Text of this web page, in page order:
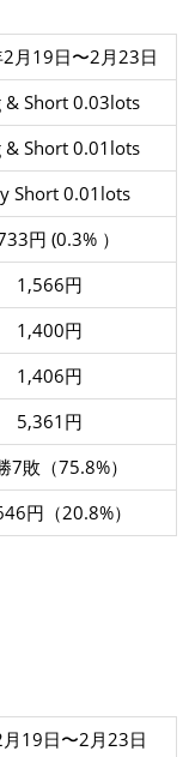
月19日〜2月23日
& Short 0.03lots
& Short 0.01lots
Short 0.01lots
円 (0.3% ）
1,566円
1,400円
1,406円
5,361円
7敗（75.8%）
円（20.8%）
19日〜2月23日